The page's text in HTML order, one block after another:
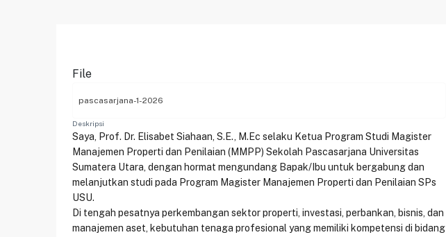
File
pascasarjana-1-2026
Deskripsi
Saya, Prof. Dr. Elisabet Siahaan, S.E., M.Ec selaku Ketua Program Studi Magister
Manajemen Properti dan Penilaian (MMPP) Sekolah Pascasarjana Universitas
Sumatera Utara, dengan hormat mengundang Bapak/Ibu untuk bergabung dan
melanjutkan studi pada Program Magister Manajemen Properti dan Penilaian SPs
USU.
Di tengah pesatnya perkembangan sektor properti, investasi, perbankan, bisnis, dan
manajemen aset, kebutuhan tenaga profesional yang memiliki kompetensi di bidang